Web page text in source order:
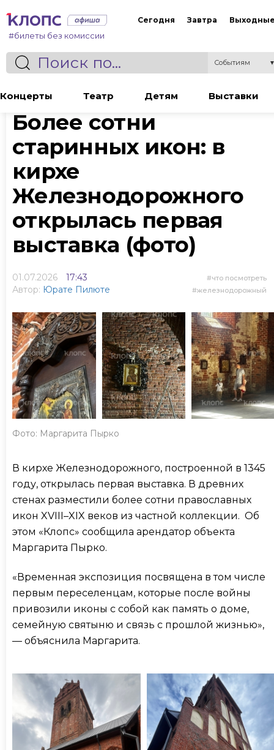
#билеты без комиссии
Сегодня Завтра
Событиям
Концерты Театр Детям Выставки
Статья
Более сотни
старинных икон: в
кирхе
Железнодорожного
открылась первая
выставка (фото)
01.07.2026
17:43
Автор: Юрате Пилюте
что посмотреть
железнодорожный
Фото: Маргарита Пырко
В кирхе Железнодорожного, построенной в 1345
году, открылась первая выставка. В древних
стенах разместили более сотни православных
икон XVIII–XIX веков из частной коллекции. Об
этом «Клопс» сообщила арендатор объекта
Маргарита Пырко.
«Временная экспозиция посвящена в том числе
первым переселенцам, которые после войны
привозили иконы с собой как память о доме,
семейную святыню и связь с прошлой жизнью»,
— объяснила Маргарита.